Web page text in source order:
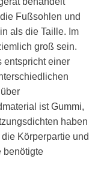
Fußsohlen und
als die Taille. Im
groß sein.
entspricht einer
ist Gummi,
haben
Körperpartie und
benötigte